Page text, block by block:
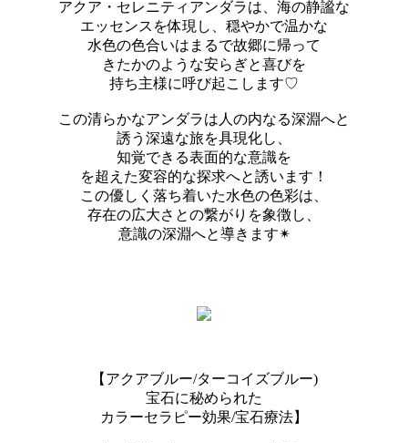
アクア・セレニティアンダラは、海の静謐な
エッセンスを体現し、穏やかで温かな
水色の色合いはまるで故郷に帰って
きたかのような安らぎと喜びを
持ち主様に呼び起こします♡
この清らかなアンダラは人の内なる深淵へと
誘う深遠な旅を具現化し、
知覚できる表面的な意識を
を超えた変容的な探求へと誘います！
この優しく落ち着いた水色の色彩は、
存在の広大さとの繋がりを象徴し、
意識の深淵へと導きます✴︎
【アクアブルー/ターコイズブルー)
宝石に秘められた
カラーセラピー効果/宝石療法】